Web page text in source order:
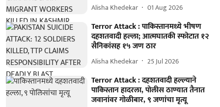
Alisha Khedekar 01 Aug 2026
Terror Attack : पाकिस्तानमध्ये भीषण
दहशतवादी हल्ला; आत्मघातकी स्फोटात १२
सैनिकांसह १५ जण ठार
Alisha Khedekar 25 Jul 2026
Terror Attack : दहशतवादी हल्ल्याने
पाकिस्तान हादरला, पोलीस ठाण्यात तैनात
जवानांवर गोळीबार, ९ जणांचा मृत्यू